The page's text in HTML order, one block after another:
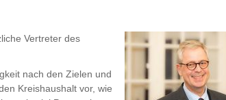
Vertreter des
nach den Zielen und
Kreishaushalt vor, wie